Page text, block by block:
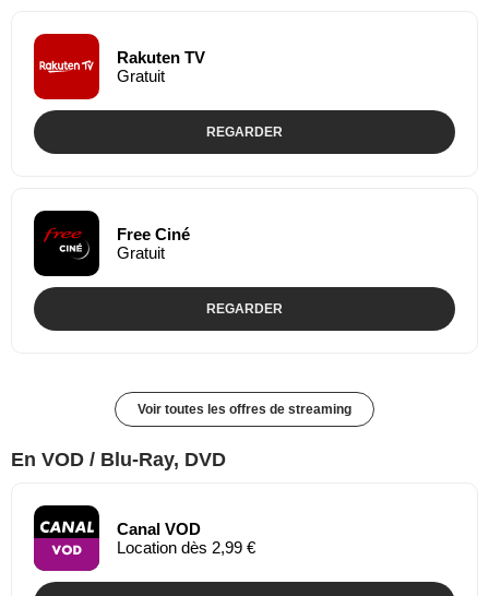
Rakuten TV
Gratuit
REGARDER
Free Ciné
Gratuit
REGARDER
Voir toutes les offres de streaming
En VOD / Blu-Ray, DVD
Canal VOD
Location dès 2,99 €